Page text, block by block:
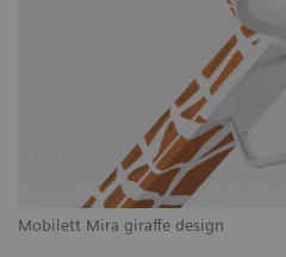
Mobilett Mira giraffe design